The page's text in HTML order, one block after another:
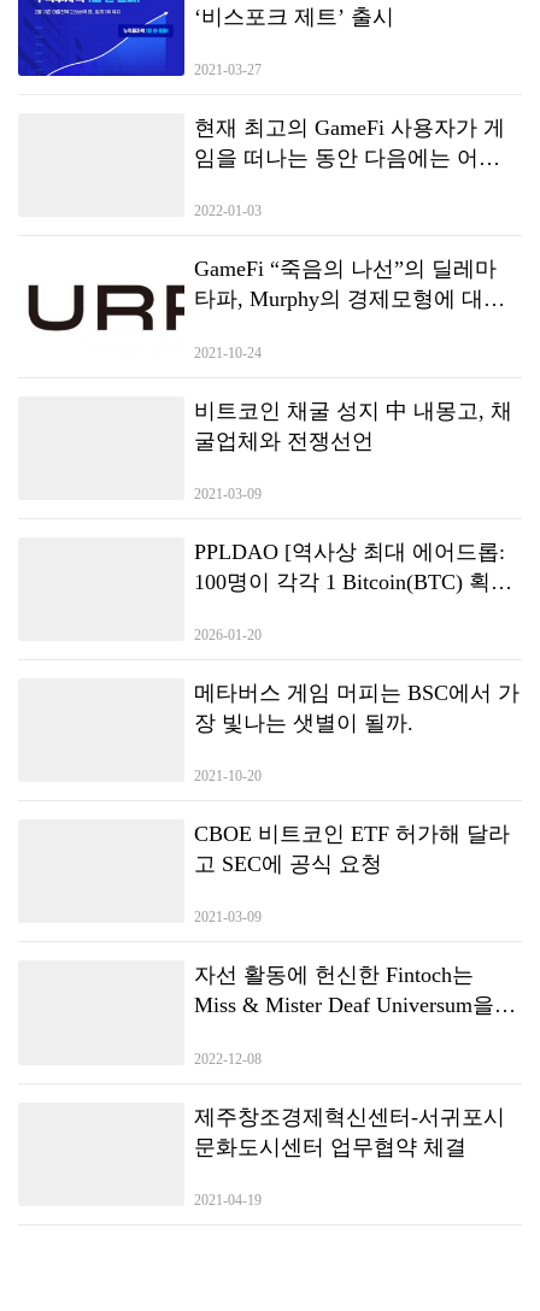
‘비스포크 제트’ 출시
2021-03-27
현재 최고의 GameFi 사용자가 게
임을 떠나는 동안 다음에는 어디
인저로 부상합니다!
2022-01-03
GameFi “죽음의 나선”의 딜레마
타파, Murphy의 경제모형에 대한
2021-10-24
비트코인 채굴 성지 中 내몽고, 채
굴업체와 전쟁선언
2021-03-09
PPLDAO [역사상 최대 에어드롭:
100명이 각각 1 Bitcoin(BTC) 획득]
2026-01-20
메타버스 게임 머피는 BSC에서 가
장 빛나는 샛별이 될까.
2021-10-20
CBOE 비트코인 ETF 허가해 달라
고 SEC에 공식 요청
2021-03-09
자선 활동에 헌신한 Fintoch는
Miss & Mister Deaf Universum을
2022-12-08
제주창조경제혁신센터-서귀포시
문화도시센터 업무협약 체결
2021-04-19